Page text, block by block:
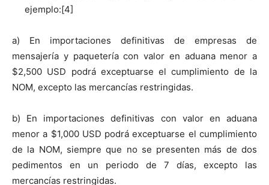
ejemplo:[4]
a) En importaciones definitivas de empresas de
mensajería y paquetería con valor en aduana menor a
$2,500 USD podrá exceptuarse el cumplimiento de la
NOM, excepto las mercancías restringidas.
b) En importaciones definitivas con valor en aduana
menor a $1,000 USD podrá exceptuarse el cumplimiento
de la NOM, siempre que no se presenten más de dos
pedimentos en un periodo de 7 días, excepto las
mercancías restringidas.